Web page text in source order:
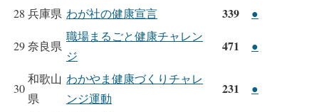
28 兵庫県 わが社の健康宣言 339 ●
29奈良県
職場まるごと健康チャレン
ジ
471 ●
30
和歌山
県
わかやま健康づくりチャレ
ンジ運動
231 ●